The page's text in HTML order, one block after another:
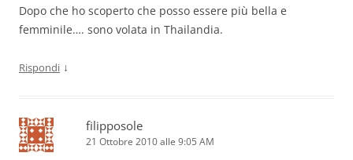
Dopo che ho scoperto che posso essere più bella e
femminile…. sono volata in Thailandia.
Rispondi ↓
filipposole
21 Ottobre 2010 alle 9:05 AM